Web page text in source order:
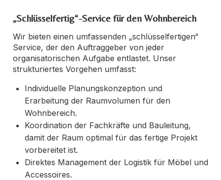
„Schlüsselfertig“-Service für den Wohnbereich
Wir bieten einen umfassenden „schlüsselfertigen“
Service, der den Auftraggeber von jeder
organisatorischen Aufgabe entlastet. Unser
strukturiertes Vorgehen umfasst:
Individuelle Planungskonzeption und
Erarbeitung der Raumvolumen für den
Wohnbereich.
Koordination der Fachkräfte und Bauleitung,
damit der Raum optimal für das fertige Projekt
vorbereitet ist.
Direktes Management der Logistik für Möbel und
Accessoires.